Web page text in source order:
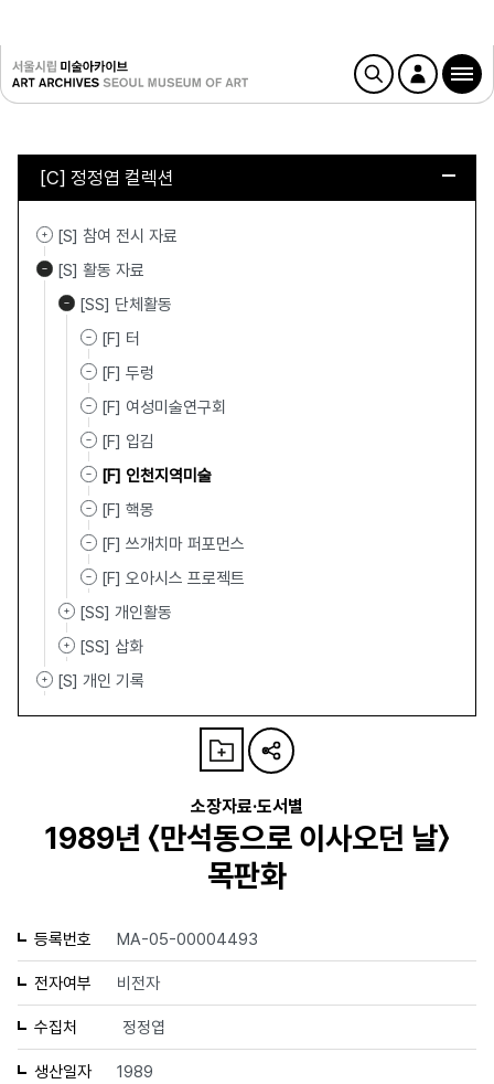
[C] 정정엽 컬렉션
[S] 참여 전시 자료
[S] 활동 자료
[SS] 단체활동
[F] 터
[F] 두렁
[F] 여성미술연구회
[F] 입김
[F] 인천지역미술
[F] 핵몽
[F] 쓰개치마 퍼포먼스
[F] 오아시스 프로젝트
[SS] 개인활동
[SS] 삽화
[S] 개인 기록
소장자료·도서별
1989년 〈만석동으로 이사오던 날〉
목판화
등록번호 MA-05-00004493
전자여부 비전자
수집처 정정엽
생산일자 1989